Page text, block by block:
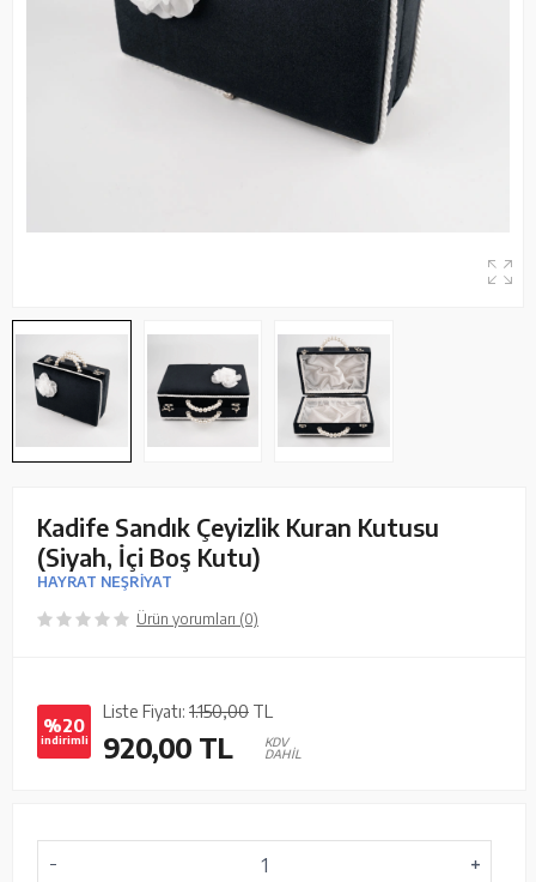
Kadife Sandık Çeyizlik Kuran Kutusu
(Siyah, İçi Boş Kutu)
HAYRAT NEŞRİYAT
Ürün yorumları (0)
%20
indirimli
Liste Fiyatı: 1.150,00 TL
920,00 TL
KDV
DAHİL